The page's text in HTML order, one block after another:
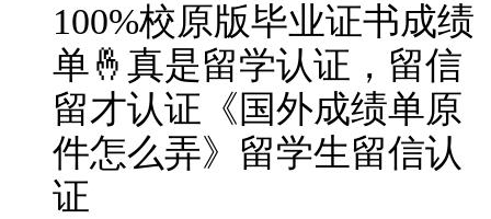
100%校原版毕业证书成绩
单🤞真是留学认证，留信
留才认证《国外成绩单原
件怎么弄》留学生留信认
证